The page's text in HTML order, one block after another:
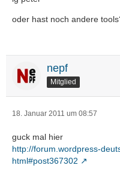
oder hast noch andere
nepf
Mitglied
18. Januar 2011 um 08:57
guck mal hier
http://forum.wordpress-
html#post367302